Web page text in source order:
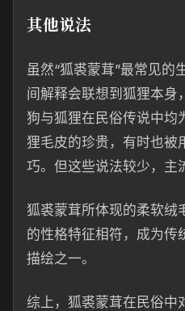
其他说法
虽然“狐裘蒙茸”最常见的
间解释会联想到狐狸本身
狗与狐狸在民俗传说中均
狸毛皮的珍贵，有时也被
巧。但这些说法较少，主
狐裘蒙茸所体现的柔软绒
的性格特征相符，成为传
描绘之一。
综上，狐裘蒙茸在民俗中